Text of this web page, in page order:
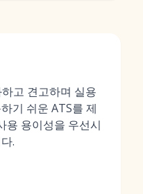
고 견고하며 실용
기 쉬운 ATS를 제
용 용이성을 우선시
.